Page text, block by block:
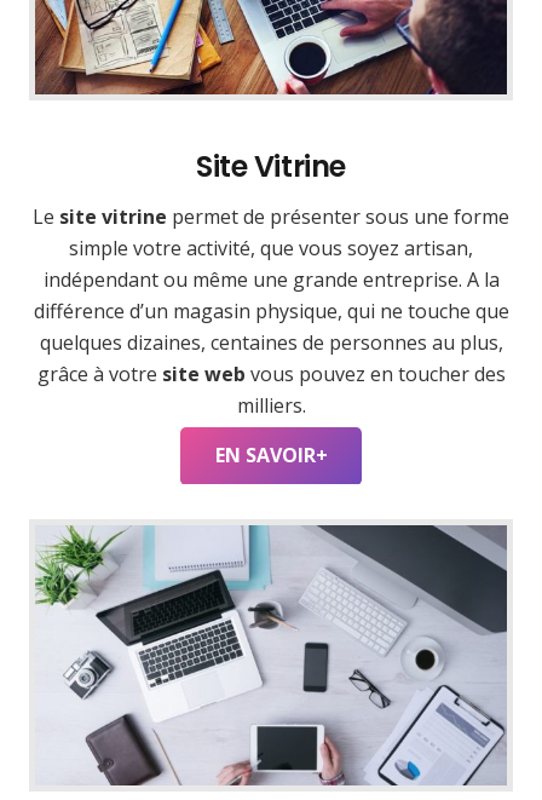
Site Vitrine
Le site vitrine permet de présenter sous une forme
simple votre activité, que vous soyez artisan,
indépendant ou même une grande entreprise. A la
différence d’un magasin physique, qui ne touche que
quelques dizaines, centaines de personnes au plus,
grâce à votre site web vous pouvez en toucher des
milliers.
EN SAVOIR+